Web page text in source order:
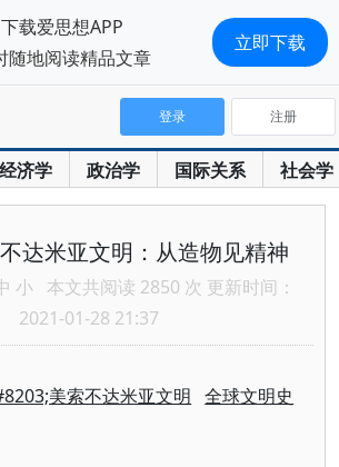
经济学 政治学 国际关系 社会学
登录 注册
达米亚文明：从造物见精神
小 本文共阅读 2850 次 更新时间：
2021-01-28 21:37
美索不达米亚文明 全球文明史
下载爱思想APP
随地阅读精品文章
立即下载